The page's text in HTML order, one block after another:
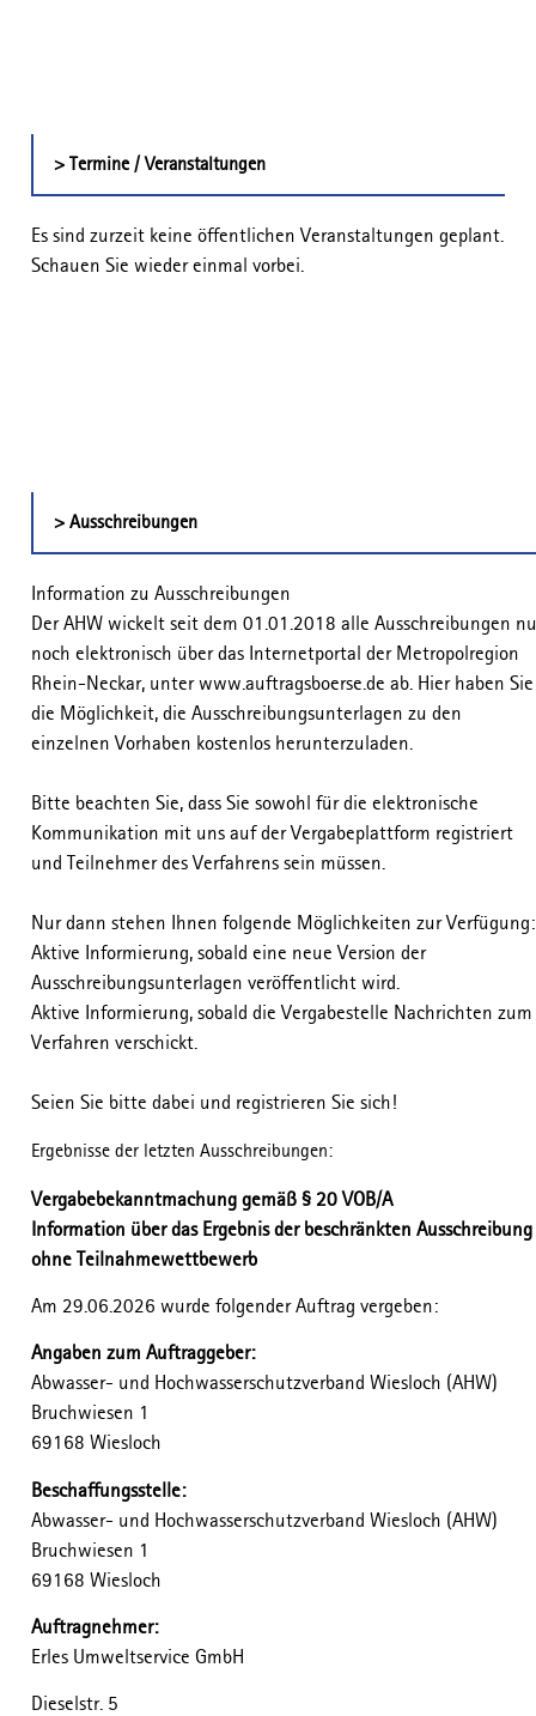
> Termine / Veranstaltungen
Es sind zurzeit keine öffentlichen Veranstaltungen geplant.
Schauen Sie wieder einmal vorbei.
> Ausschreibungen
Information zu Ausschreibungen
Der AHW wickelt seit dem 01.01.2018 alle Ausschreibungen
noch elektronisch über das Internetportal der Metropolregion
Rhein-Neckar, unter www.auftragsboerse.de ab. Hier haben Sie
die Möglichkeit, die Ausschreibungsunterlagen zu den
einzelnen Vorhaben kostenlos herunterzuladen.
Bitte beachten Sie, dass Sie sowohl für die elektronische
Kommunikation mit uns auf der Vergabeplattform registriert
und Teilnehmer des Verfahrens sein müssen.
Nur dann stehen Ihnen folgende Möglichkeiten zur Verfügung:
Aktive Informierung, sobald eine neue Version der
Ausschreibungsunterlagen veröffentlicht wird.
Aktive Informierung, sobald die Vergabestelle Nachrichten zum
Verfahren verschickt.
Seien Sie bitte dabei und registrieren Sie sich!
Ergebnisse der letzten Ausschreibungen:
Vergabebekanntmachung gemäß § 20 VOB/A
Information über das Ergebnis der beschränkten Ausschreibung
ohne Teilnahmewettbewerb
Am 29.06.2026 wurde folgender Auftrag vergeben:
Angaben zum Auftraggeber:
Abwasser- und Hochwasserschutzverband Wiesloch (AHW)
Bruchwiesen 1
69168 Wiesloch
Beschaffungsstelle:
Abwasser- und Hochwasserschutzverband Wiesloch (AHW)
Bruchwiesen 1
69168 Wiesloch
Auftragnehmer:
Erles Umweltservice GmbH
Dieselstr. 5